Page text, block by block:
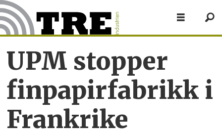
UPM stopper
finpapirfabrikk i
Frankrike